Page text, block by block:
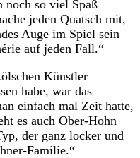
noch so viel Spaß
jeden Quatsch mit,
Auge im Spiel sein
auf jeden Fall.“
Künstler
habe, war das
einfach mal Zeit hatte,
es auch Ober-Hohn
der ganz locker und
Familie.“